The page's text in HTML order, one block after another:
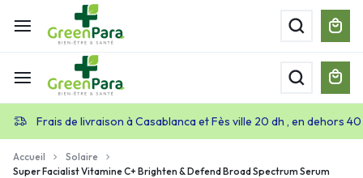
Frais de livraison à Casablanca et Fès ville 20 dh , en dehors
Accueil
Solaire
Super Facialist Vitamine C+ Brighten & Defend Broad Spectrum Serum